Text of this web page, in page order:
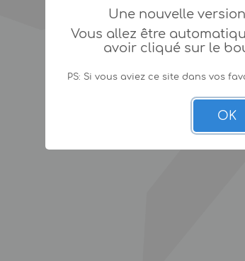
Une nouvelle
Vous allez être
avoir cliqué sur le
PS: Si vous aviez ce site dans vos
OK